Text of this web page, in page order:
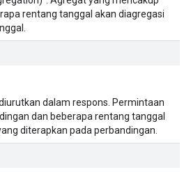
rentang tanggal akan diagregasi
dalam respons. Permintaan
dan beberapa rentang tanggal
diterapkan pada perbandingan.